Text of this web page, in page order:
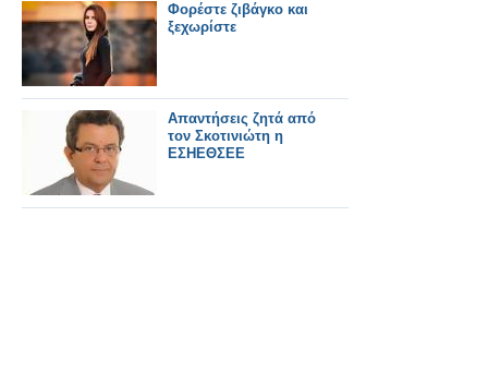
Φορέστε ζιβάγκο και
ξεχωρίστε
Απαντήσεις ζητά από
τον Σκοτινιώτη η
ΕΣΗΕΘΣΕΕ